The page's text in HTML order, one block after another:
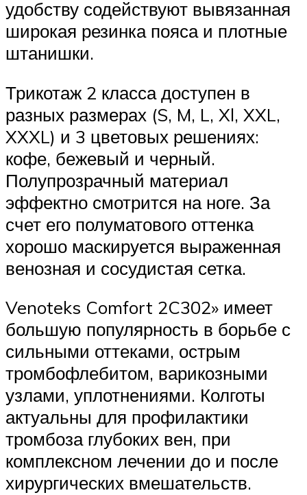
удобству содействуют вывязанная
широкая резинка пояса и плотные
штанишки.
Трикотаж 2 класса доступен в
разных размерах (S, M, L, Xl, XXL,
XXXL) и 3 цветовых решениях:
кофе, бежевый и черный.
Полупрозрачный материал
эффектно смотрится на ноге. За
счет его полуматового оттенка
хорошо маскируется выраженная
венозная и сосудистая сетка.
Venoteks Comfort 2C302» имеет
большую популярность в борьбе с
сильными оттеками, острым
тромбофлебитом, варикозными
узлами, уплотнениями. Колготы
актуальны для профилактики
тромбоза глубоких вен, при
комплексном лечении до и после
хирургических вмешательств.